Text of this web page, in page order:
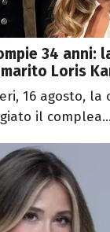
34 anni:
Loris
16 agosto, la
il complea...